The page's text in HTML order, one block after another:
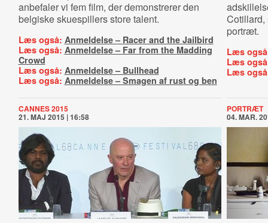
anbefaler vi fem film, der demonstrerer den
belgiske skuespillers store talent.
Læs også: Anmeldelse – Racer and the Jailbird
Læs også: Anmeldelse – Far from the Madding
Crowd
Læs også: Anmeldelse – Bullhead
Læs også: Anmeldelse – Smagen af rust og ben
portræt.
Læs
Læs
Læs
CANNES 2015
21. MAJ 2015 | 16:58
PORTRÆT
04. MAR.